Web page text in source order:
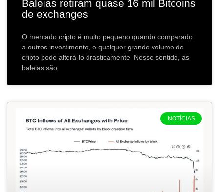
Baleias retiram quase 16 mil Bitcoins
de exchanges
O mercado cripto é muito pequeno quando comparado
a outros investimento, e qualquer grande volume de
cripto pode alterá-lo drasticamente. Nesse sentido, as
baleias são
NOTÍCIAS